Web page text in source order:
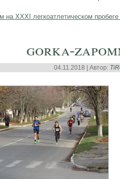
на ХХХІ легкоатлетическом
gorka-
04.11.2018 | Автор: